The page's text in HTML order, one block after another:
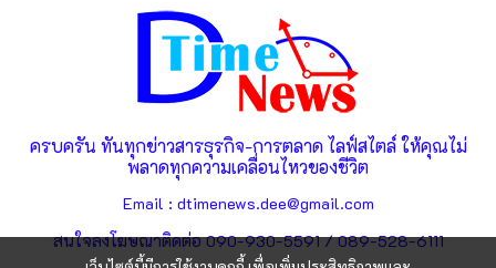
ครบครัน ทันทุกข่าวสารธุรกิจ-การตลาด ไลฟ์สไตล์ ให้คุณไม่
พลาดทุกความเคลื่อนไหวของชีวิต
Email : dtimenews.dee@gmail.com
สนใจลงโฆษณาติดต่อ 090-930-5591 / 089-528-6111